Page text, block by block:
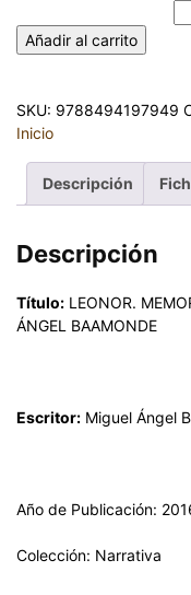
Añadir al carrito
SKU: 9788494197949
Inicio
Descripción
Descripción
Título: LEONOR.
ÁNGEL BAAMONDE
Escritor: Miguel Ángel
Año de Publicación:
Colección: Narrativa